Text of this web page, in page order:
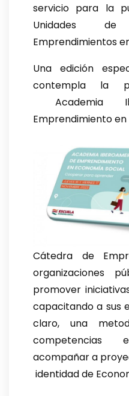
servicio para la
Unidades
Emprendimientos en
Una edición
contempla la
Academia
Emprendimiento en
Cátedra de
organizaciones
promover
capacitando a sus
claro, una
competencias
acompañar a
identidad de